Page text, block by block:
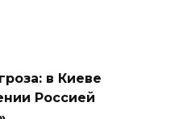
в Киеве
Россией